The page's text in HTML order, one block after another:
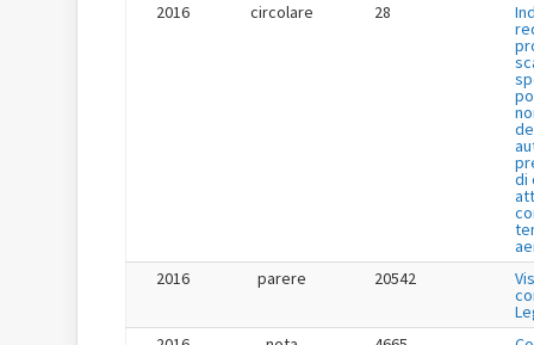
2016
circolare 28
di
2016
parere 20542